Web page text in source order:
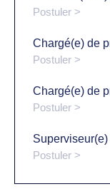
Postuler >
Chargé(e) de
Postuler >
Chargé(e) de
Postuler >
Postuler >